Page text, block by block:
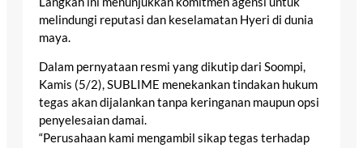
melindungi reputasi dan keselamatan Hyeri di dunia
maya.
Dalam pernyataan resmi yang dikutip dari Soompi,
Kamis (5/2), SUBLIME menekankan tindakan hukum
tegas akan dijalankan tanpa keringanan maupun opsi
penyelesaian damai.
“Perusahaan kami mengambil sikap tegas terhadap